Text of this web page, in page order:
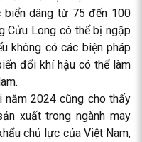
biển dâng từ 75 đến 100
Cửu Long có thể bị ngập
không có các biện pháp
đổi khí hậu có thể làm
năm 2024 cũng cho thấy
xuất trong ngành may
chủ lực của Việt Nam,